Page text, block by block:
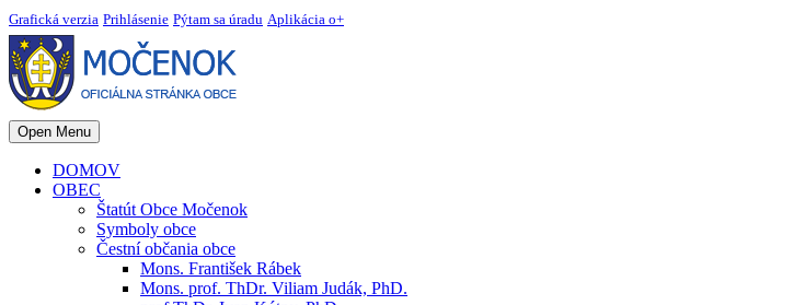
Grafická verzia Prihlásenie Pýtam sa úradu Aplikácia o+
Open Menu
DOMOV
OBEC
Štatút Obce Močenok
Symboly obce
Čestní občania obce
Mons. František Rábek
Mons. prof. ThDr. Viliam Judák, PhD.